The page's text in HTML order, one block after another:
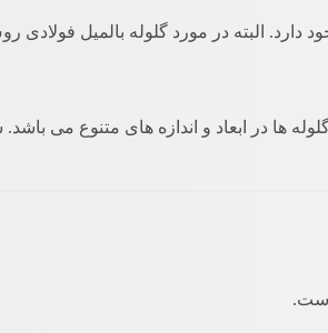
البته در مورد گلوله بالمیل
گلوله ها در ابعاد و اندازه های متنوع